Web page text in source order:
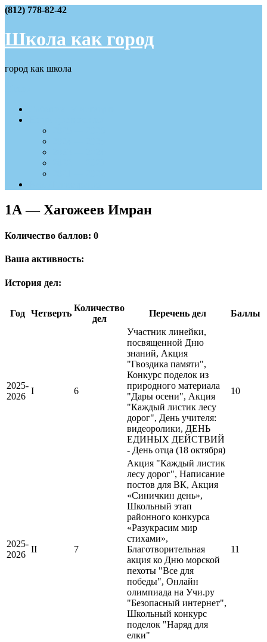
Skip
content
(812) 778-82-42
Школа как город
город как школа
1А — Хагожеев Имран
Количество баллов: 0
Ваша активность:
История дел:
Год Четверть
Количество
дел
Перечень дел Баллы
2025-
2026
I 6
Участник линейки,
посвященной Дню
знаний, Акция
"Гвоздика памяти",
Конкурс поделок из
природного материала
"Дары осени", Акция
"Каждый листик лесу
дорог", День учителя:
видеоролики, ДЕНЬ
ЕДИНЫХ ДЕЙСТВИЙ
- День отца (18 октября)
10
2025-
2026
II 7
Акция "Каждый листик
лесу дорог", Написание
постов для ВК, Акция
«Синичкин день»,
Школьный этап
районного конкурса
«Разукрасим мир
стихами»,
Благотворительная
акция ко Дню морской
пехоты "Все для
победы", Онлайн
олимпиада на Учи.ру
"Безопасный интернет",
Школьный конкурс
поделок "Наряд для
елки"
11